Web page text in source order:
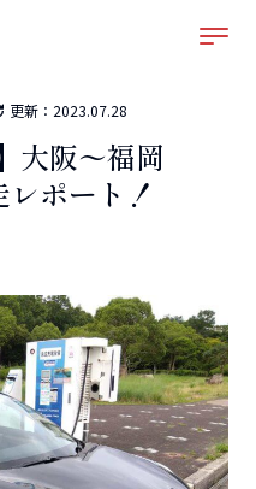
走レポート！
更新： 2023.07.28
大阪〜福岡
ポート！